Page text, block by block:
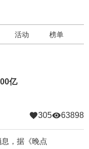
活动 榜单
亿
305 63898
，据《晚点